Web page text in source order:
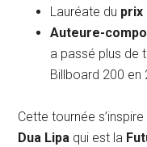
Lauréate du prix
Auteure-
a passé plus de
Billboard 200 en
Cette tournée
Dua Lipa qui est la